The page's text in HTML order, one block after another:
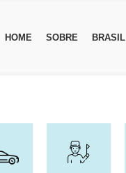
HOME SOBRE BRASIL